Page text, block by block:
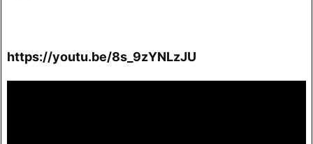
https://youtu.be/8s_9zYNLzJU